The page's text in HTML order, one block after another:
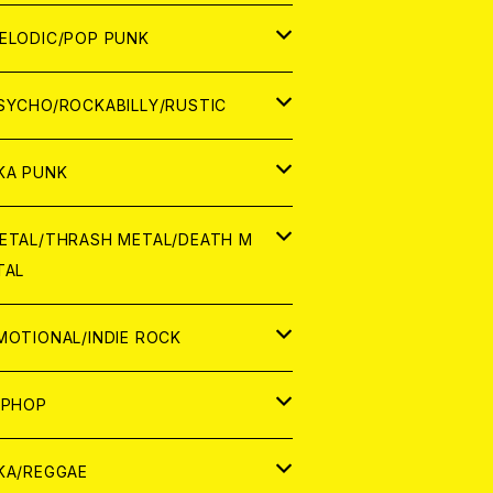
ログ
ログ
POP PUNK
ROCKABILLY/RUSTIC
PUNK
THRASH METAL/DEATH M
INDIE ROCK
REGGAE